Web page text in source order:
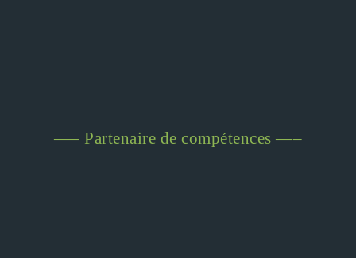
—– Partenaire de compétences —–